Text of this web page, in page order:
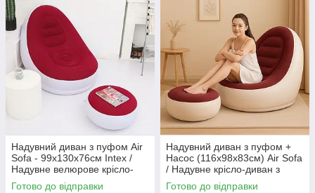
Надувний диван з пуфом Air
Sofa - 99х130х76см Intex /
Надувне велюрове крісло-
диван з пуфиком
Готово до відправки
Надувний диван з пуфом +
Насос (116х98х83см) Air Sofa
/ Надувне крісло-диван з
пуфиком / Надувне крісло
Готово до відправки